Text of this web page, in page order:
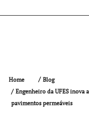
Home
Blog
Engenheiro da UFES inova
pavimentos permeáveis